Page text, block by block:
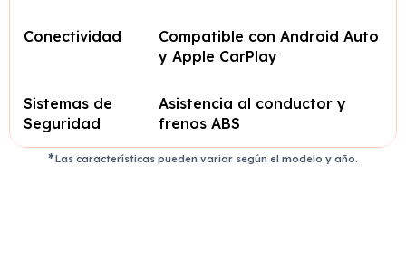
Conectividad
Compatible con Android Auto
y Apple CarPlay
Sistemas de
Seguridad
Asistencia al conductor y
frenos ABS
Las características pueden variar según el modelo y año.